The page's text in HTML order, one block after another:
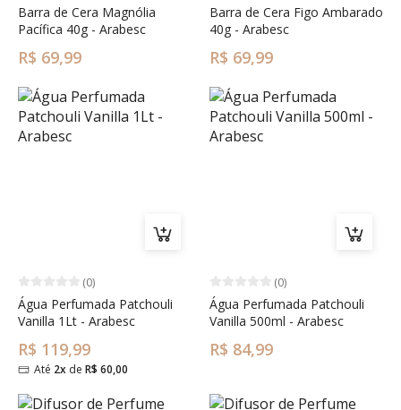
Barra de Cera Magnólia
Pacífica 40g - Arabesc
R$ 69,99
Barra de Cera Figo Ambarado
40g - Arabesc
R$ 69,99
(0)
Água Perfumada Patchouli
Vanilla 1Lt - Arabesc
R$ 119,99
Até 2x deR$ 60,00
(0)
Água Perfumada Patchouli
Vanilla 500ml - Arabesc
R$ 84,99